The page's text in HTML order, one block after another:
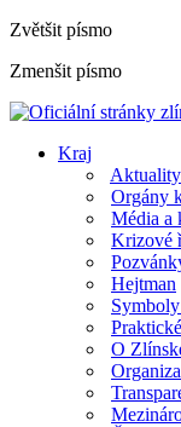
Zvětšit písmo
Zmenšit písmo
Kraj
Aktuality
Orgány
Média a
Krizové
Hejtman
O